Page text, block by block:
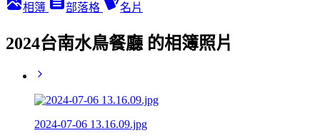
相簿 部落格 名片
2024台南水鳥餐廳 的相簿照片
2024-07-06 13.16.09.jpg